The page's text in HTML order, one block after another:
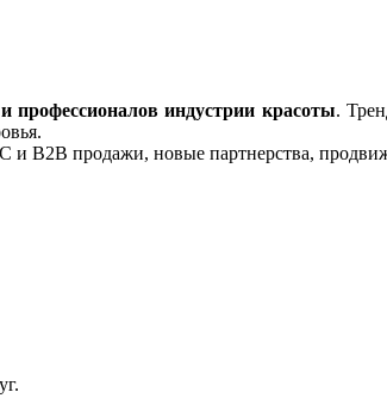
профессионалов индустрии красоты.
и B2B продажи, новые партнерства,